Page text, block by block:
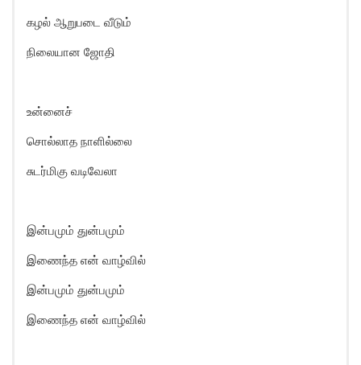
கழல் ஆறுபடை வீடும்
நிலையான ஜோதி
உன்னைச்
சொல்லாத நாளில்லை
சுடர்மிகு வடிவேலா
இன்பமும் துன்பமும்
இணைந்த என் வாழ்வில்
இன்பமும் துன்பமும்
இணைந்த என் வாழ்வில்